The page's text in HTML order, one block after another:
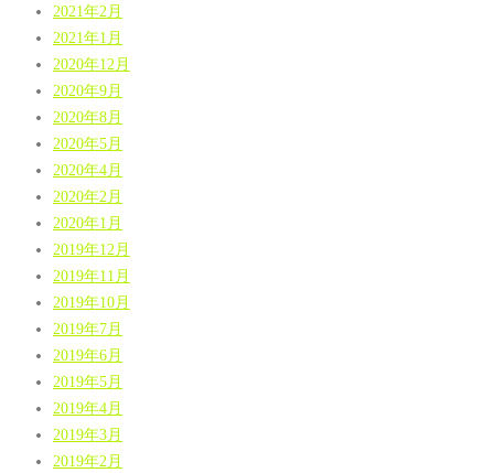
2021年2月
2021年1月
2020年12月
2020年9月
2020年8月
2020年5月
2020年4月
2020年2月
2020年1月
2019年12月
2019年11月
2019年10月
2019年7月
2019年6月
2019年5月
2019年4月
2019年3月
2019年2月